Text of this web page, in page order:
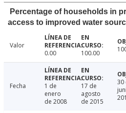
Percentage of households in
access to improved water
Valor
0.00
100.00
Fecha
1 de
enero
de 2008
17 de
agosto
de 2015
30